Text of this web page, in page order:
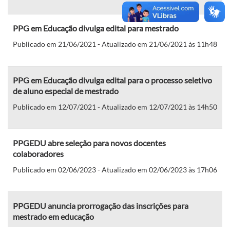
PPG em Educação divulga edital para mestrado
Publicado em 21/06/2021 - Atualizado em 21/06/2021 às 11h48
PPG em Educação divulga edital para o processo seletivo
de aluno especial de mestrado
Publicado em 12/07/2021 - Atualizado em 12/07/2021 às 14h50
PPGEDU abre seleção para novos docentes
colaboradores
Publicado em 02/06/2023 - Atualizado em 02/06/2023 às 17h06
PPGEDU anuncia prorrogação das inscrições para
mestrado em educação